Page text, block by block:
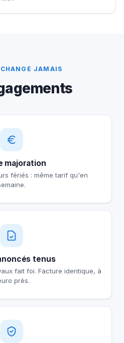
JAMAIS
majoration
fériés : même tarif qu'en
tenus
fait foi. Facture identique, à
près.